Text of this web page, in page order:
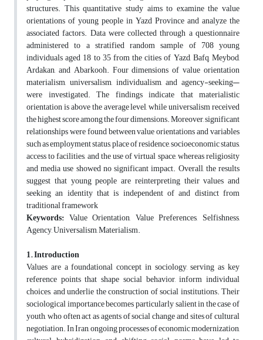
structures. This quantitative study aims to examine the value
orientations of young people in Yazd Province and analyze the
associated factors. Data were collected through a questionnaire
administered to a stratified random sample of 708 young
individuals aged 18 to 35 from the cities of Yazd, Bafq, Meybod,
Ardakan, and Abarkooh. Four dimensions of value orientation
materialism, universalism, individualism, and agency-seeking—
were investigated. The findings indicate that materialistic
orientation is above the average level, while universalism received
the highest score among the four dimensions. Moreover, significant
relationships were found between value orientations and variables
such as employment status, place of residence, socioeconomic status,
access to facilities, and the use of virtual space, whereas religiosity
and media use showed no significant impact. Overall, the results
suggest that young people are reinterpreting their values and
seeking an identity that is independent of and distinct from
traditional framework
Keywords: Value Orientation, Value Preferences, Selfishness,
Agency, Universalism, Materialism.
1. Introduction
Values are a foundational concept in sociology, serving as key
reference points that shape social behavior, inform individual
choices, and underlie the construction of social institutions. Their
sociological importance becomes particularly salient in the case of
youth, who often act as agents of social change and sites of cultural
negotiation. In Iran, ongoing processes of economic modernization,